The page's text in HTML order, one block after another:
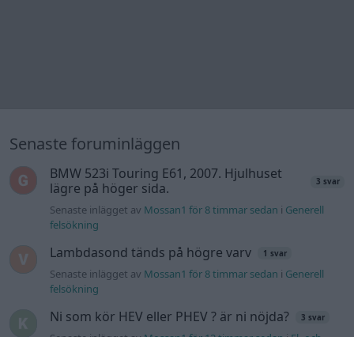
Senaste foruminläggen
BMW 523i Touring E61, 2007. Hjulhuset
lägre på höger sida.
3 svar
Senaste inlägget av Mossan1 för 8 timmar sedan i Generell
felsökning
Lambdasond tänds på högre varv 1 svar
Senaste inlägget av Mossan1 för 8 timmar sedan i Generell
felsökning
Ni som kör HEV eller PHEV ? är ni nöjda? 3 svar